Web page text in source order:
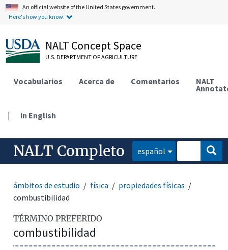
An official website of the United States government.
Here's how you know.
NALT Concept Space
U.S. DEPARTMENT OF AGRICULTURE
Vocabularios Acerca de Comentarios NALT
| in English
NALT Completo español
ámbitos de estudio física
propiedades físicas
combustibilidad
TÉRMINO PREFERIDO
combustibilidad